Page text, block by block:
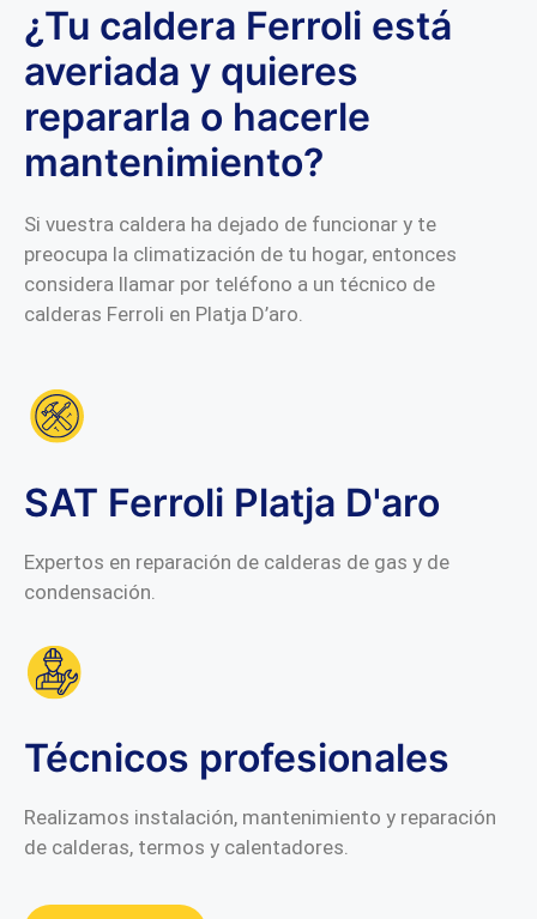
¿Tu caldera Ferroli está
averiada y quieres
repararla o hacerle
mantenimiento?
Si vuestra caldera ha dejado de funcionar y te
preocupa la climatización de tu hogar, entonces
considera llamar por teléfono a un técnico de
calderas Ferroli en Platja D’aro.
SAT Ferroli Platja D'aro
Expertos en reparación de calderas de gas y de
condensación.
Técnicos profesionales
Realizamos instalación, mantenimiento y reparación
de calderas, termos y calentadores.